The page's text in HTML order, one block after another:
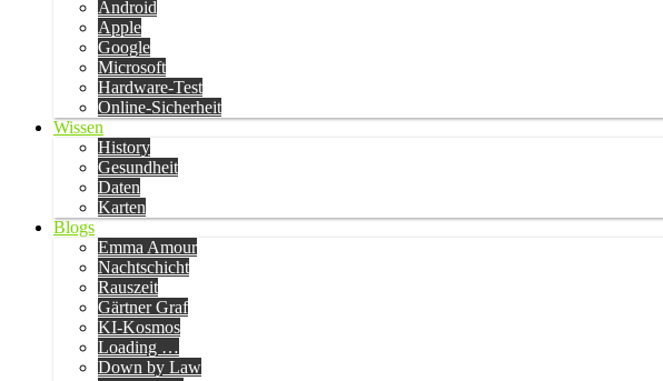
Android
Apple
Google
Microsoft
Hardware-Test
Online-Sicherheit
Wissen
History
Gesundheit
Daten
Karten
Blogs
Emma Amour
Nachtschicht
Rauszeit
Gärtner Graf
KI-Kosmos
Loading …
Down by Law